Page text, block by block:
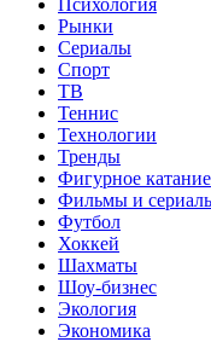
Рынки
Сериалы
Спорт
ТВ
Теннис
Технологии
Тренды
Фигурное катание
Фильмы и
Футбол
Хоккей
Шахматы
Шоу-бизнес
Экология
Экономика